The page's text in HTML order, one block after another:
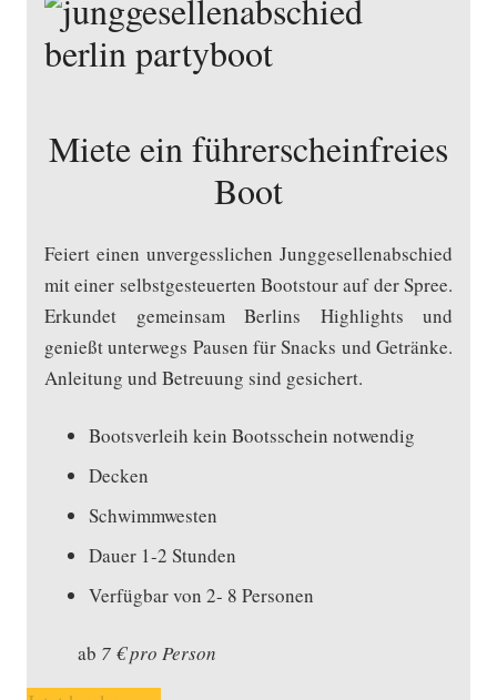
Miete ein führerscheinfreies
Boot
Feiert einen unvergesslichen Junggesellenabschied
mit einer selbstgesteuerten Bootstour auf der Spree.
Erkundet gemeinsam Berlins Highlights und
genießt unterwegs Pausen für Snacks und Getränke.
Anleitung und Betreuung sind gesichert.
Bootsverleih kein Bootsschein notwendig
Decken
Schwimmwesten
Dauer 1-2 Stunden
Verfügbar von 2- 8 Personen
ab 7 € pro Person